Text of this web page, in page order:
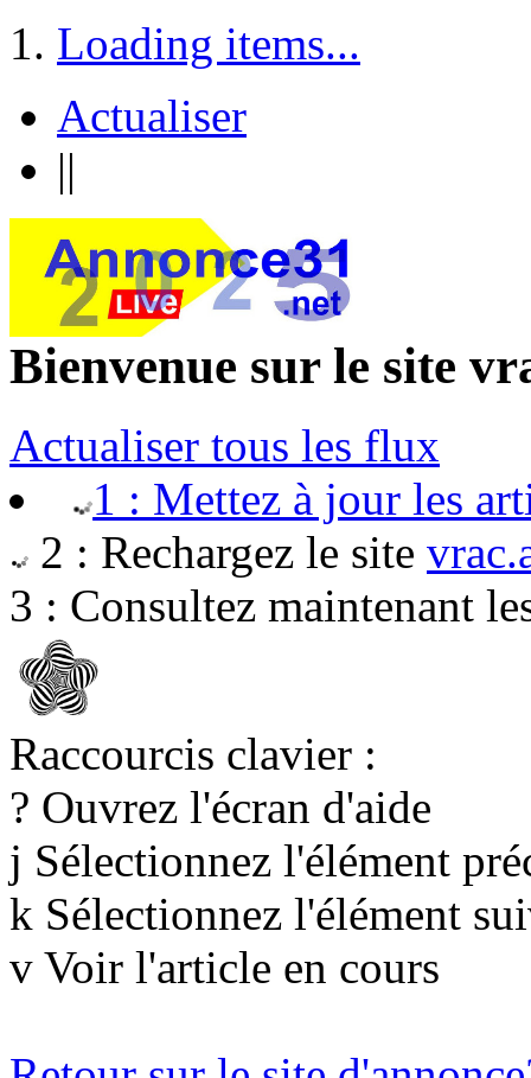
Loading items...
Actualiser
||
Bienvenue sur le site
Actualiser tous les flux
1 : Mettez à jour les
2 : Rechargez le site
3 : Consultez maintenant
Raccourcis clavier :
? Ouvrez l'écran d'aide
j Sélectionnez l'élément
k Sélectionnez l'élément
v Voir l'article en cours